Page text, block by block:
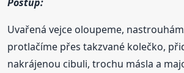
Uvařená vejce oloupeme,
protlačíme přes takzvané kolečko,
nakrájenou cibuli, trochu másla a